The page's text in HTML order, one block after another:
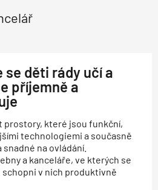
se děti rády učí a
příjemně a
prostory, které jsou funkční,
technologiemi a současně
na ovládání.
a kanceláře, ve kterých se
schopni v nich produktivně